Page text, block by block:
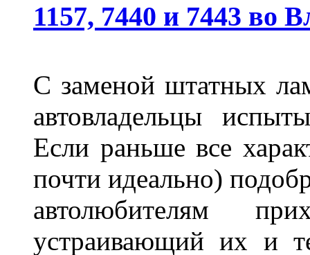
1157, 7440 и 7443 во
С заменой штатных
автовладельцы
Если раньше все
почти идеально)
автолюбителям
устраивающий их и